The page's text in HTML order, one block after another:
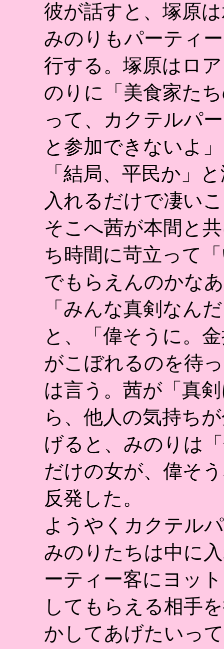
彼が話すと、塚原
みのりもパーティ
行する。塚原はロ
のりに「美食家た
って、カクテルパ
と参加できないよ
「結局、平民か」
入れるだけで凄い
そこへ茜が本間と
ち時間に苛立って
でもらえんのかな
「みんな真剣なん
と、「偉そうに。
がこぼれるのを待
は言う。茜が「真
ら、他人の気持ち
げると、みのりは
だけの女が、偉そ
反発した。
ようやくカクテル
みのりたちは中に
ーティー客にヨッ
してもらえる相手
かしてあげたいっ